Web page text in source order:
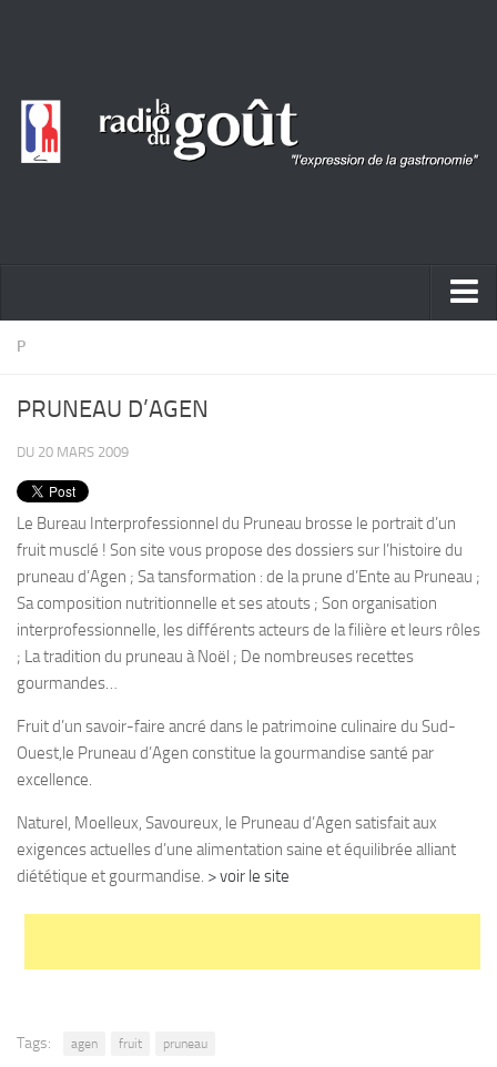
ACTUALITÉ
PRODUITS
RECETTES
Entrées
Plats
Desserts
P
PRUNEAU D’AGEN
DU 20 MARS 2009
Le Bureau Interprofessionnel du Pruneau brosse le portrait d’un
fruit musclé ! Son site vous propose des dossiers sur l’histoire du
pruneau d’Agen ; Sa tansformation : de la prune d’Ente au Pruneau ;
Sa composition nutritionnelle et ses atouts ; Son organisation
interprofessionnelle, les différents acteurs de la filière et leurs rôles
; La tradition du pruneau à Noël ; De nombreuses recettes
gourmandes…
Fruit d’un savoir-faire ancré dans le patrimoine culinaire du Sud-
Ouest,le Pruneau d’Agen constitue la gourmandise santé par
excellence.
Naturel, Moelleux, Savoureux, le Pruneau d’Agen satisfait aux
exigences actuelles d’une alimentation saine et équilibrée alliant
diététique et gourmandise. > voir le site
Tags: agen fruit pruneau